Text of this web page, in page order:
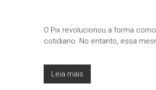
O Pix revolucionou a forma
cotidiano. No entanto, essa
Leia mais